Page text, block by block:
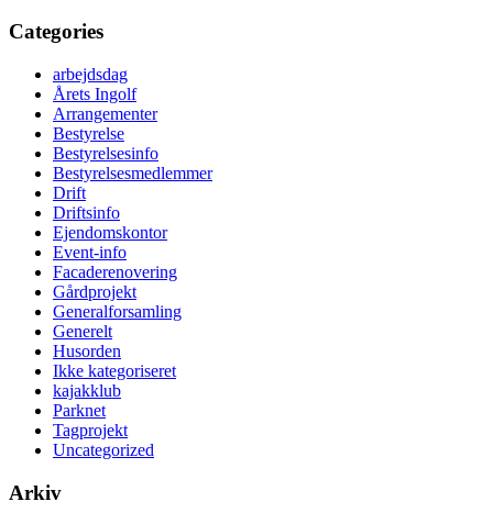
Categories
arbejdsdag
Årets Ingolf
Arrangementer
Bestyrelse
Bestyrelsesinfo
Bestyrelsesmedlemmer
Drift
Driftsinfo
Ejendomskontor
Event-info
Facaderenovering
Gårdprojekt
Generalforsamling
Generelt
Husorden
Ikke kategoriseret
kajakklub
Parknet
Tagprojekt
Uncategorized
Arkiv